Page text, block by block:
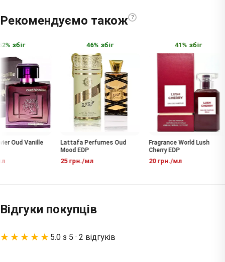
Рекомендуємо також ?
збіг
Oud Vanille
46% збіг
Lattafa Perfumes Oud
Mood EDP
25 грн./мл
41% збіг
Fragrance World Lush
Cherry EDP
20 грн./мл
Відгуки покупців
★★★★★ 5.0 з 5 · 2 відгуків